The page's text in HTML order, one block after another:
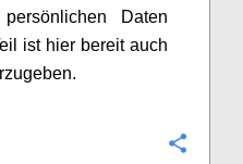
Daten
ist hier bereit auch